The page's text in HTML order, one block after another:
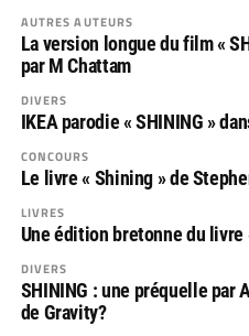
AUTRES AUTEURS
La version longue du film «
par M Chattam
DIVERS
IKEA parodie « SHINING »
CONCOURS
Le livre « Shining » de
LIVRES
Une édition bretonne du
DIVERS
SHINING : une préquelle par
de Gravity?